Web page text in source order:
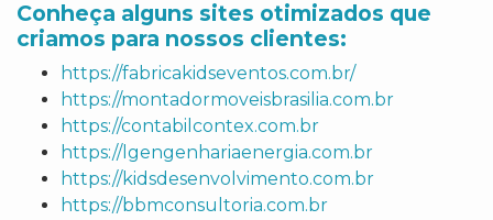
Conheça alguns sites otimizados que
criamos para nossos clientes:
https://fabricakidseventos.com.br/
https://montadormoveisbrasilia.com.br
https://contabilcontex.com.br
https://lgengenhariaenergia.com.br
https://kidsdesenvolvimento.com.br
https://bbmconsultoria.com.br